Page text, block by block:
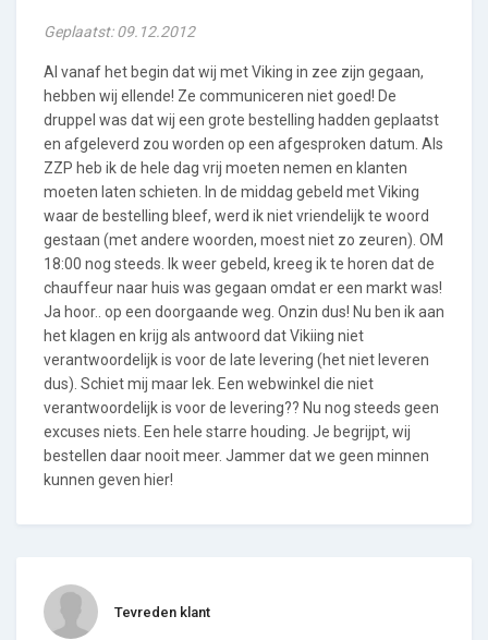
Geplaatst: 09.12.2012
Al vanaf het begin dat wij met Viking in zee zijn gegaan,
hebben wij ellende! Ze communiceren niet goed! De
druppel was dat wij een grote bestelling hadden geplaatst
en afgeleverd zou worden op een afgesproken datum. Als
ZZP heb ik de hele dag vrij moeten nemen en klanten
moeten laten schieten. In de middag gebeld met Viking
waar de bestelling bleef, werd ik niet vriendelijk te woord
gestaan (met andere woorden, moest niet zo zeuren). OM
18:00 nog steeds. Ik weer gebeld, kreeg ik te horen dat de
chauffeur naar huis was gegaan omdat er een markt was!
Ja hoor.. op een doorgaande weg. Onzin dus! Nu ben ik aan
het klagen en krijg als antwoord dat Vikiing niet
verantwoordelijk is voor de late levering (het niet leveren
dus). Schiet mij maar lek. Een webwinkel die niet
verantwoordelijk is voor de levering?? Nu nog steeds geen
excuses niets. Een hele starre houding. Je begrijpt, wij
bestellen daar nooit meer. Jammer dat we geen minnen
kunnen geven hier!
Tevreden klant